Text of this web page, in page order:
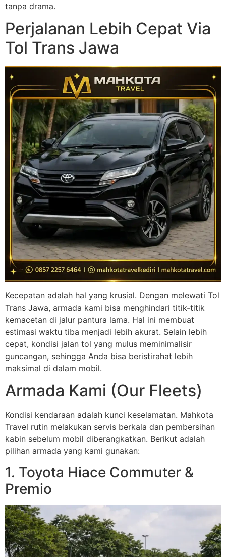
tanpa drama.
Perjalanan Lebih Cepat Via
Tol Trans Jawa
Kecepatan adalah hal yang krusial. Dengan melewati Tol
Trans Jawa, armada kami bisa menghindari titik-titik
kemacetan di jalur pantura lama. Hal ini membuat
estimasi waktu tiba menjadi lebih akurat. Selain lebih
cepat, kondisi jalan tol yang mulus meminimalisir
guncangan, sehingga Anda bisa beristirahat lebih
maksimal di dalam mobil.
Armada Kami (Our Fleets)
Kondisi kendaraan adalah kunci keselamatan. Mahkota
Travel rutin melakukan servis berkala dan pembersihan
kabin sebelum mobil diberangkatkan. Berikut adalah
pilihan armada yang kami gunakan:
1. Toyota Hiace Commuter &
Premio